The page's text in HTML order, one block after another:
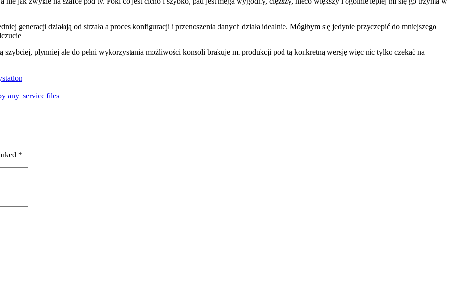
generacji działają od strzała a proces konfiguracji i przenoszenia danych działa idealnie. Mógłbym się jedynie przyczepić do mniejszego
szybciej, płynniej ale do pełni wykorzystania możliwości konsoli brakuje mi produkcji pod tą konkretną wersję więc nic tylko czekać na
any .service files
*